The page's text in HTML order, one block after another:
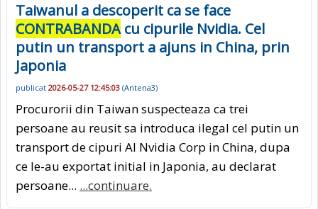
Taiwanul a descoperit ca se face
CONTRABANDAcu cipurile Nvidia. Cel
putin un transport a ajuns in China, prin
Japonia
publicat 2026-05-27 12:45:03 (Antena3)
Procurorii din Taiwan suspecteaza ca trei
persoane au reusit sa introduca ilegal cel putin un
transport de cipuri AI Nvidia Corp in China, dupa
ce le-au exportat initial in Japonia, au declarat
persoane... ...continuare.